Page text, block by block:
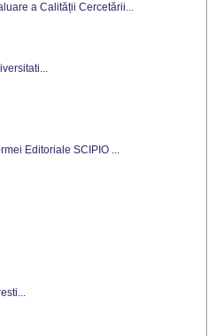
a Calității Cercetării...
Editoriale SCIPIO ...